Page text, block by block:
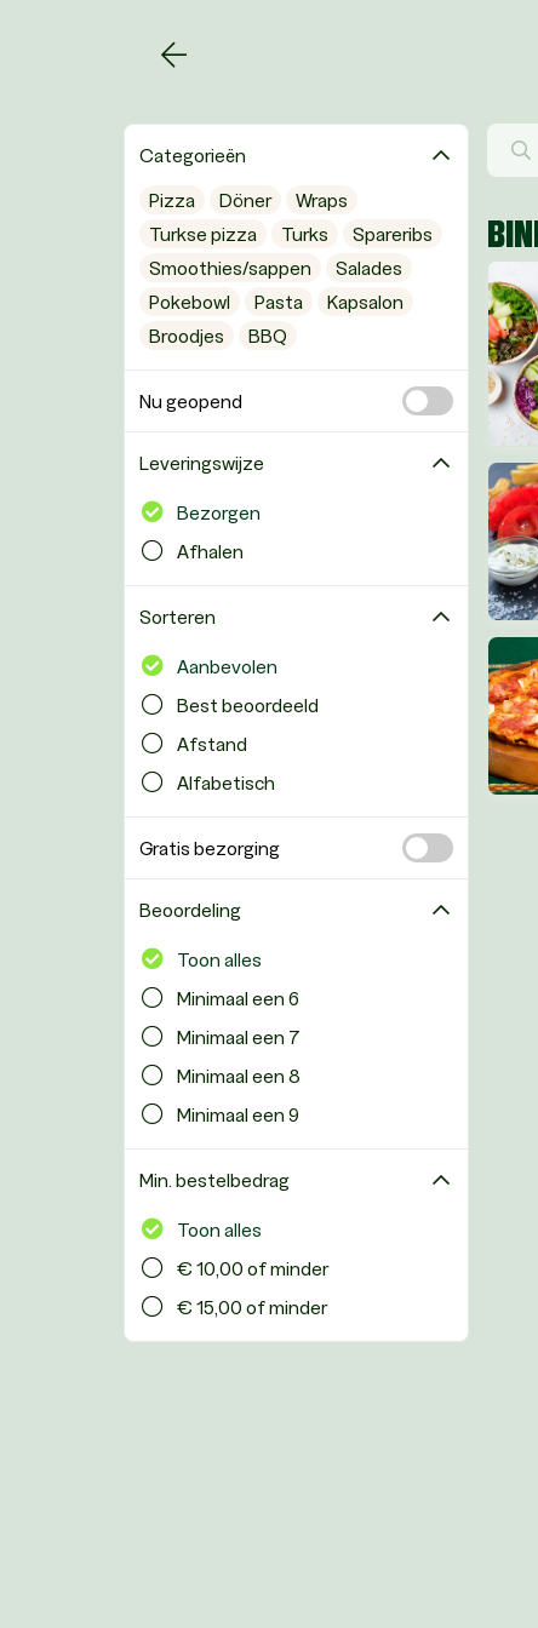
Categorieën
Pizza
Döner
Wraps
Turkse pizza
Turks
Spareribs
Smoothies/sappen
Salades
Pokebowl
Pasta
Kapsalon
Broodjes
BBQ
Nu geopend
Leveringswijze
Bezorgen
Afhalen
Sorteren
Aanbevolen
Best beoordeeld
Afstand
Alfabetisch
Gratis bezorging
Beoordeling
Toon alles
Minimaal een 6
Minimaal een 7
Minimaal een 8
Minimaal een 9
Min. bestelbedrag
Toon alles
€ 10,00 of minder
€ 15,00 of minder